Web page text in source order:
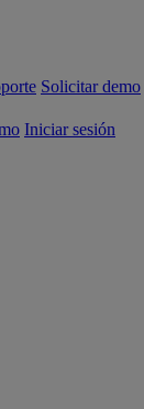
Solicitar demo
Iniciar sesión